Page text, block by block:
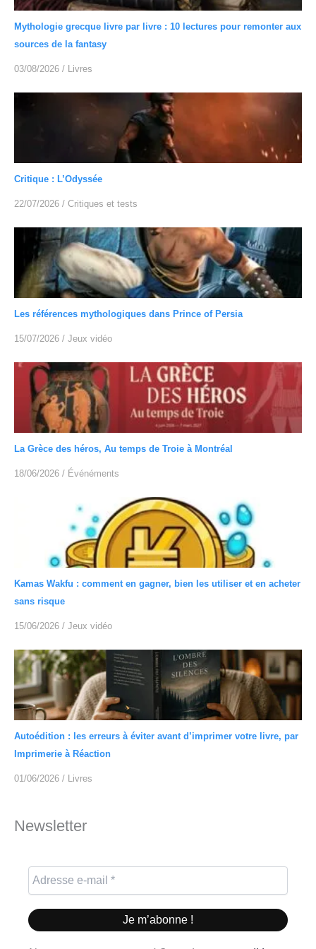
Mythologie grecque livre par livre : 10 lectures pour remonter aux
sources de la fantasy
03/08/2026 / Livres
Critique : L’Odyssée
22/07/2026 / Critiques et tests
Les références mythologiques dans Prince of Persia
15/07/2026 / Jeux vidéo
La Grèce des héros, Au temps de Troie à Montréal
18/06/2026 / Événéments
Kamas Wakfu : comment en gagner, bien les utiliser et en acheter
sans risque
15/06/2026 / Jeux vidéo
Autoédition : les erreurs à éviter avant d’imprimer votre livre, par
Imprimerie à Réaction
01/06/2026 / Livres
Newsletter